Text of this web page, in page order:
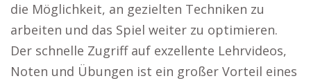
die Möglichkeit, an gezielten Techniken zu
arbeiten und das Spiel weiter zu optimieren.
Der schnelle Zugriff auf exzellente Lehrvideos,
Noten und Übungen ist ein großer Vorteil eines